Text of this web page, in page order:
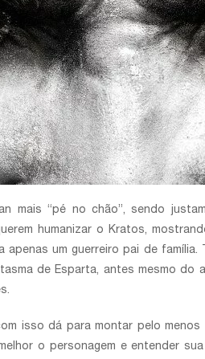
mais “pé no chão”, sendo
humanizar o Kratos,
apenas um guerreiro pai de
de Esparta, antes mesmo do
isso dá para montar pelo
o personagem e entender